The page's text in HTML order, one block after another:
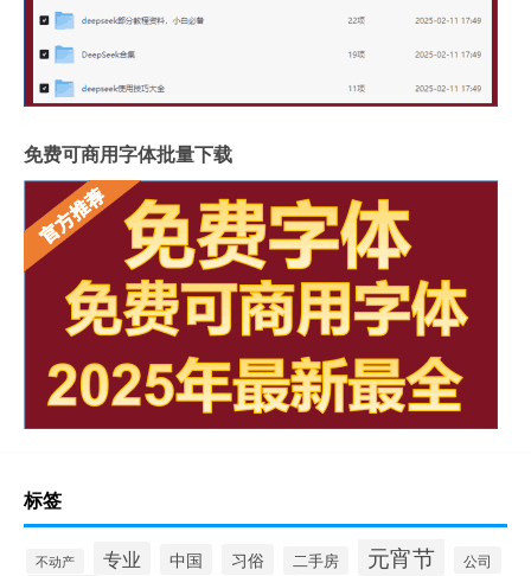
免费可商用字体批量下载
标签
不动产 专业 中国 习俗 二手房 元宵节 公司